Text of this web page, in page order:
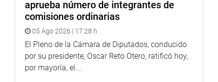
aprueba número de integrantes de
comisiones ordinarias
05 Ago 2026 | 17:28 h
El Pleno de la Cámara de Diputados, conducido
por su presidente, Oscar Reto Otero, ratificó hoy,
por mayoría, el...